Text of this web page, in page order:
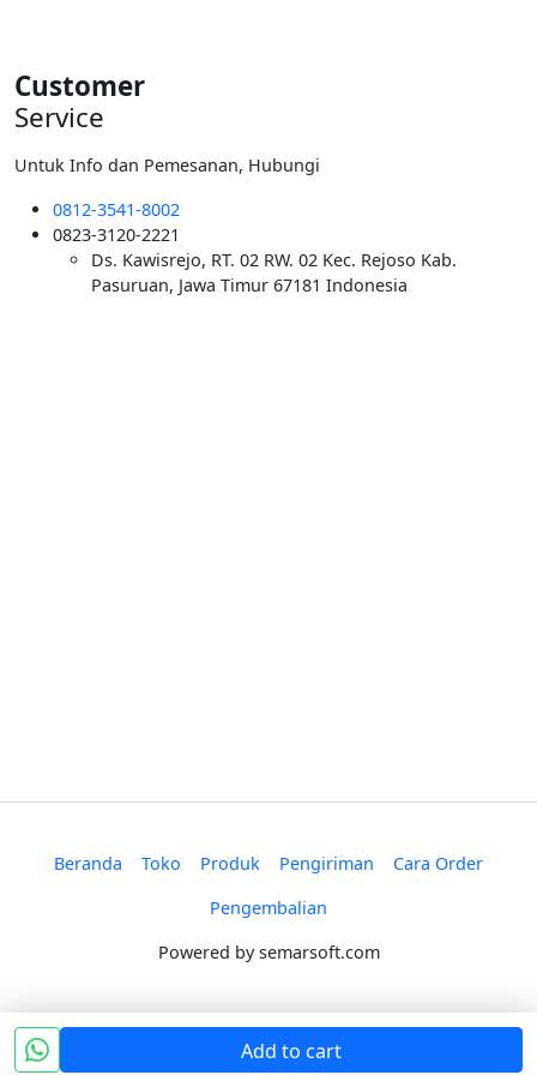
Customer
Service
Untuk Info dan Pemesanan, Hubungi
0812-3541-8002
0823-3120-2221
Ds. Kawisrejo, RT. 02 RW. 02 Kec. Rejoso Kab.
Pasuruan, Jawa Timur 67181 Indonesia
Beranda Toko Produk Pengiriman
Cara Order
Pengembalian
Powered bysemarsoft.com
Add to cart